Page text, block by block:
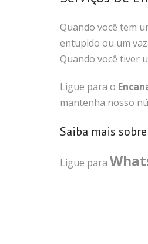
Quando você tem
entupido ou um
Quando você tiver
Ligue para o
mantenha nosso
Saiba mais
Ligue para